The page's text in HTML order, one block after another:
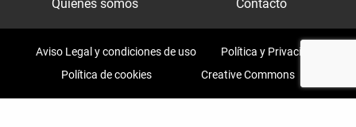
Quiénes somos
Contacto
Aviso Legal y condiciones de uso
Política y Privacidad
Política de cookies
Creative Commons